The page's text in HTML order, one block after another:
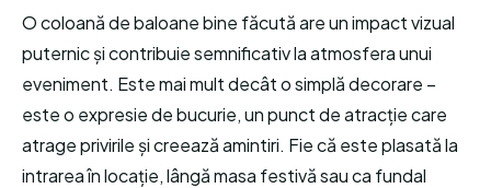
O coloană de baloane bine făcută are un impact vizual
puternic și contribuie semnificativ la atmosfera unui
eveniment. Este mai mult decât o simplă decorare –
este o expresie de bucurie, un punct de atracție care
atrage privirile și creează amintiri. Fie că este plasată la
intrarea în locație, lângă masa festivă sau ca fundal